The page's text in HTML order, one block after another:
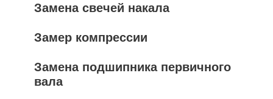
Замена свечей накала
Замер компрессии
Замена подшипника первичного
вала